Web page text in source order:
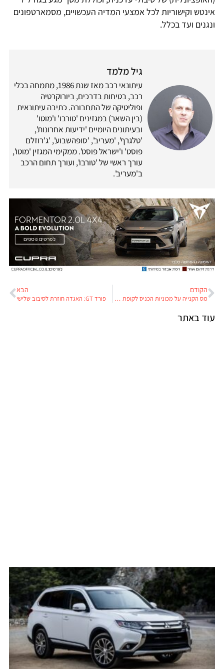
אינטש וקישוריות לכל אמצעי המדיה העכשויים, מסמארטפונים
ונגנים ועד בכלל.
גיל מלמד
עיתונאי רכב מאז שנת 1986, מתמחה בכלי
רכב, בטיחות בדרכים, ביורוקרטיה
ופוליטיקה של התחבורה. כתיבה עיתונאית
(בין השאר) במגזינים 'טורבו' ו'מוטו'
ובעיתונים היומיים 'ידיעות אחרונות',
'טלגרף', 'מעריב', 'סופהשבוע', 'ג'רוזלם
פוסט' ו'ישראל פוסט'. ממקימי המגזין 'מוטו',
עורך ראשי של 'טורבו', ועורך תחום הרכב
ב'מעריב'.
הקודם
מס הקנייה על מכוניות הכניס לקופת האוצר כ-9 מיליארד שקלים
הבא
פורד GT: האגדה חוזרת לסיבוב שלישי
עוד באתר